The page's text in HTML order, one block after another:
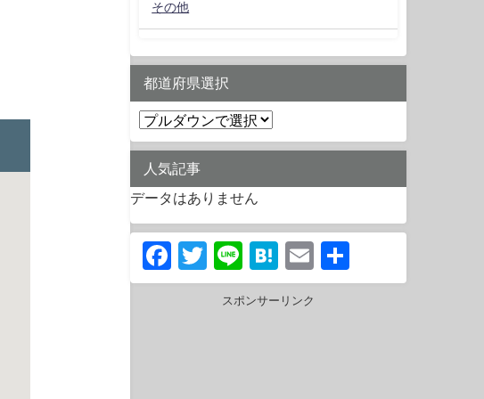
その他
都道府県選択
人気記事
データはありません
Facebook
Twitter
LineHatena
Email
有
スポンサーリンク